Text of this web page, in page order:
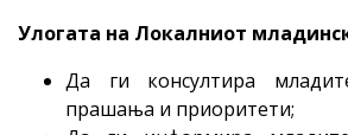
Улогата на Локалниот
Да ги консултира
прашања и приоритети;